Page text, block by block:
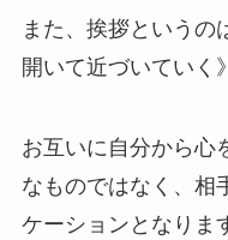
また、挨拶というの
開いて近づいていく
お互いに自分から心
なものではなく、相
ケーションとなりま